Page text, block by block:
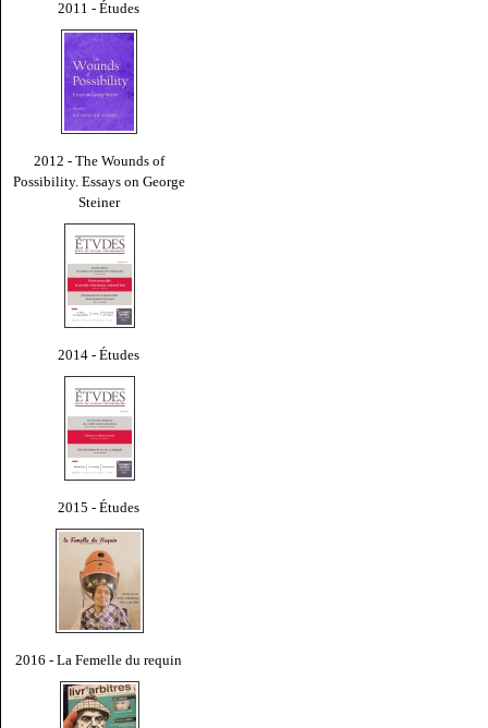
2011 - Études
2012 - The Wounds of
Possibility. Essays on George
Steiner
2014 - Études
2015 - Études
2016 - La Femelle du requin